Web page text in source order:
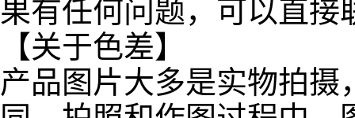
果有任何问题，可以直接
【关于色差】
产品图片大多是实物拍